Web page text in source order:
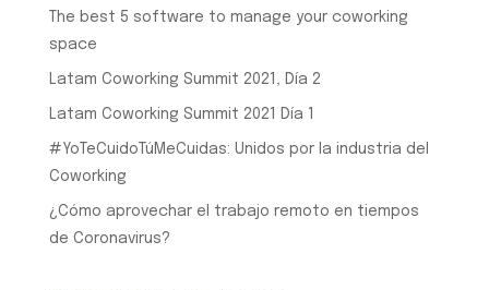
The best 5 software to manage your coworking
space
Latam Coworking Summit 2021, Día 2
Latam Coworking Summit 2021 Día 1
#YoTeCuidoTúMeCuidas: Unidos por la industria del
Coworking
¿Cómo aprovechar el trabajo remoto en tiempos
de Coronavirus?